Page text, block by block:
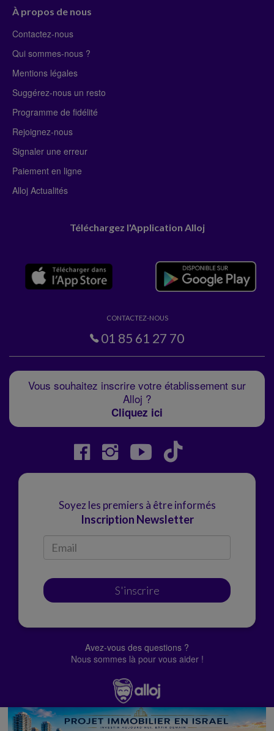
À propos de nous
Contactez-nous
Qui sommes-nous ?
Mentions légales
Suggérez-nous un resto
Programme de fidélité
Rejoignez-nous
Signaler une erreur
Paiement en ligne
Alloj Actualités
Téléchargez l'Application Alloj
CONTACTEZ-NOUS
01 85 61 27 70
Vous souhaitez inscrire votre établissement sur
Alloj ?
Cliquez ici
Soyez les premiers à être informés
Inscription Newsletter
S'inscrire
Avez-vous des questions ?
Nous sommes là pour vous aider !
© Alloj.2022 Tous droits réservés